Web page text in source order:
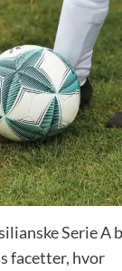
Serie A
facetter, hvor